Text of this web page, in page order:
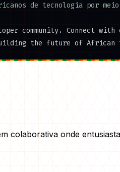
de tecnologia por meio
community. Connect with
the future of African
colaborativa onde